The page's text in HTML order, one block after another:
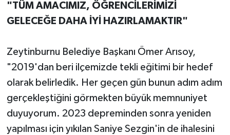
"TÜM AMACIMIZ, ÖĞRENCİLERİMİZİ
GELECEĞE DAHA İYİ HAZIRLAMAKTIR"
Zeytinburnu Belediye Başkanı Ömer Arısoy,
"2019'dan beri ilçemizde tekli eğitimi bir hedef
olarak belirledik. Her geçen gün bunun adım adım
gerçekleştiğini görmekten büyük memnuniyet
duyuyorum. 2023 depreminden sonra yeniden
yapılması için yıkılan Saniye Sezgin'in de ihalesini